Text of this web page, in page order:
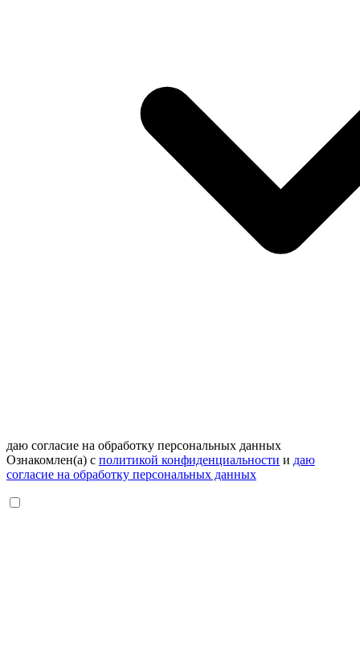
даю согласие на обработку персональных данных
Ознакомлен(а) с политикой конфиденциальности и даю
согласие на обработку персональных данных